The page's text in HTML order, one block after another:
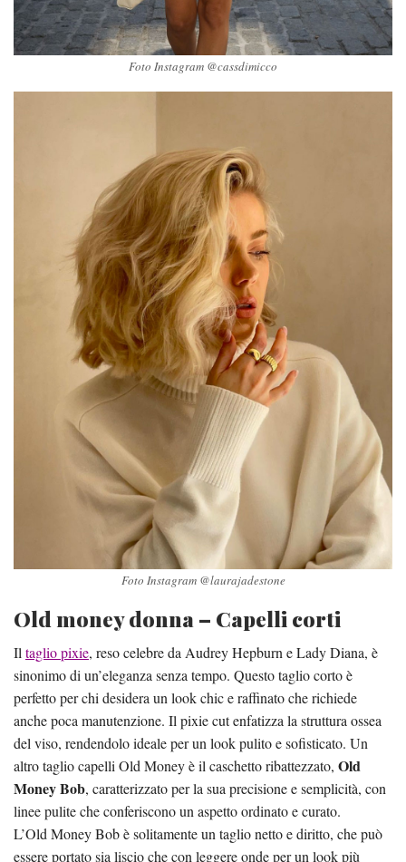
Foto Instagram @cassdimicco
Foto Instagram @laurajadestone
Old money donna – Capelli corti
Il taglio pixie, reso celebre da Audrey Hepburn e Lady Diana, è
sinonimo di un’eleganza senza tempo. Questo taglio corto è
perfetto per chi desidera un look chic e raffinato che richiede
anche poca manutenzione. Il pixie cut enfatizza la struttura ossea
del viso, rendendolo ideale per un look pulito e sofisticato. Un
altro taglio capelli Old Money è il caschetto ribattezzato, Old
Money Bob, caratterizzato per la sua precisione e semplicità, con
linee pulite che conferiscono un aspetto ordinato e curato.
L’Old Money Bob è solitamente un taglio netto e diritto, che può
essere portato sia liscio che con leggere onde per un look più